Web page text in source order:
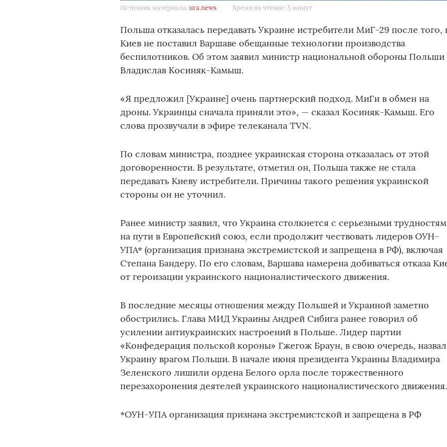
Источник материала:ura.news Время на чтение: 5 минут
Польша отказалась передавать Украине истребители МиГ-29 после того,
Киев не поставил Варшаве обещанные технологии производства
беспилотников. Об этом заявил министр национальной обороны Польши
Владислав Косиняк-Камыш.
«Я предложил [Украине] очень партнерский подход. МиГи в обмен на
дроны. Украинцы сначала приняли это», — сказал Косиняк-Камыш. Его
слова прозвучали в эфире телеканала TVN.
По словам министра, позднее украинская сторона отказалась от этой
договоренности. В результате, отметил он, Польша также не стала
передавать Киеву истребители. Причины такого решения украинской
стороны он не уточнил.
Ранее министр заявил, что Украина столкнется с серьезными
на пути в Европейский союз, если продолжит чествовать лидеров ОУН-
УПА* (организация признана экстремистской и запрещена в РФ), включая
Степана Бандеру. По его словам, Варшава намерена добиваться отказа
от героизации украинского националистического движения.
В последние месяцы отношения между Польшей и Украиной заметно
обострились. Глава МИД Украины Андрей Сибига ранее говорил об
усилении антиукраинских настроений в Польше. Лидер партии
«Конфедерация польской короны» Гжегож Браун, в свою очередь, назвал
Украину врагом Польши. В начале июня президента Украины Владимира
Зеленского лишили ордена Белого орла после торжественного
перезахоронения деятелей украинского националистического движения.
*ОУН-УПА организация признана экстремистской и запрещена в РФ